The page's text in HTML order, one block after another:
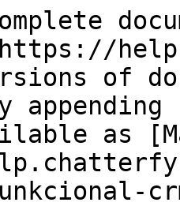
of
as